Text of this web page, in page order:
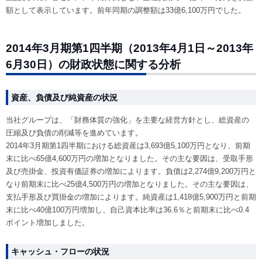
額として表示しています。前年同期の調整額は33億6,100万円でした。
2014年3月期第1四半期（2013年4月1日～2013年
6月30日）の財政状態に関する分析
資産、負債及び純資産の状況
当社グループは、「財務体質の強化」を主要な経営方針とし、総資産の
圧縮及び負債の削減等を進めています。
2014年3月期第1四半期における総資産は3,693億5,100万円となり、前期
末に比べ65億4,600万円の増加となりました。その主な要因は、受取手形
及び売掛金、投資有価証券の増加によります。負債は2,274億9,200万円と
なり前期末に比べ25億4,500万円の増加となりました。その主な要因は、
支払手形及び買掛金の増加によります。純資産は1,418億5,900万円と前期
末に比べ40億100万円増加し、自己資本比率は36.6％と前期末に比べ0.4
ポイント増加しました。
キャッシュ・フローの状況